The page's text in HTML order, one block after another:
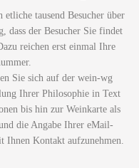
tausend Besucher über
dass der Besucher Sie findet
reichen erst einmal Ihre
Sie sich auf der wein-wg
Ihrer Philosophie in Text
bis hin zur Weinkarte als
die Angabe Ihrer eMail-
Ihnen Kontakt aufzunehmen.